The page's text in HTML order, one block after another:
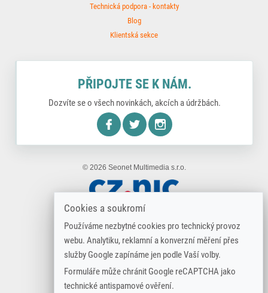
Cookies a soukromí
Používáme nezbytné cookies pro technický provoz
webu. Analytiku, reklamní a konverzní měření přes
služby Google zapínáme jen podle Vaší volby.
Formuláře může chránit Google reCAPTCHA jako
technické antispamové ověření.
Technická podpora - kontakty
Blog
Klientská sekce
PŘIPOJTE SE K NÁM.
Dozvíte se o všech novinkách, akcích a údržbách.
© 2026 Seonet Multimedia s.r.o.